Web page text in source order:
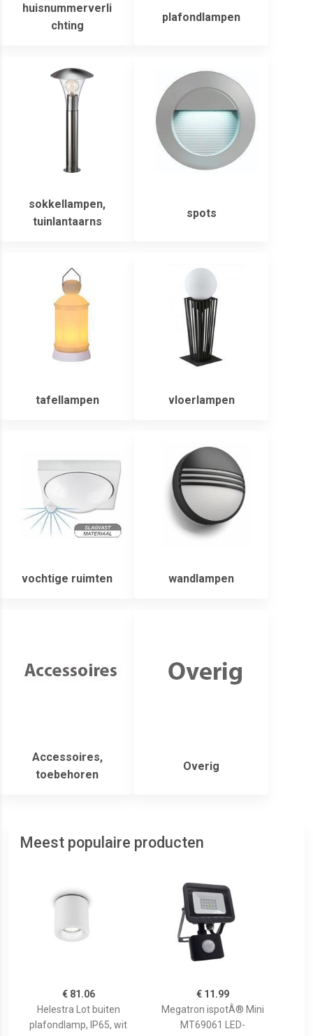
huisnummerverli
chting
plafondlampen
sokkellampen,
tuinlantaarns
spots
tafellampen vloerlampen
vochtige ruimten wandlampen
Accessoires,
toebehoren
Overig
Meest populaire producten
€ 81.06
Helestra Lot buiten
plafondlamp, IP65, wit
€ 11.99
Megatron ispotÂ® Mini
MT69061 LED-